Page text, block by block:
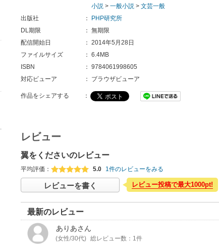
小説 > 一般小説 > 文芸一般
出版社
：
PHP研究所
DL期限
： 無期限
配信開始日
： 2014年5月28日
ファイルサイズ
： 6.4MB
ISBN
： 9784061998605
対応ビューア
： ブラウザビューア
作品をシェアする ：
レビュー
翼をくださいのレビュー
平均評価： 5.0 1件のレビューをみる
レビューを書く レビュー投稿で最大1000pt!
最新のレビュー
ありあさん
(女性/30代) 総レビュー数：1件